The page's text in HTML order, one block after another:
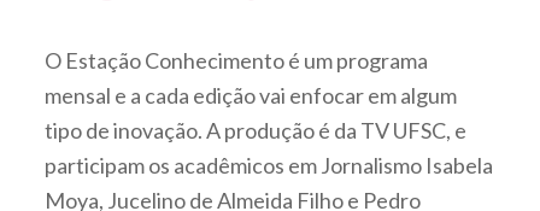
O Estação Conhecimento é um programa
mensal e a cada edição vai enfocar em algum
tipo de inovação. A produção é da TV UFSC, e
participam os acadêmicos em Jornalismo Isabela
Moya, Jucelino de Almeida Filho e Pedro